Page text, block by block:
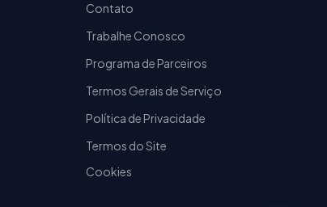
Contato
Trabalhe Conosco
Programa de Parceiros
Termos Gerais de Serviço
Política de Privacidade
Termos do Site
Cookies